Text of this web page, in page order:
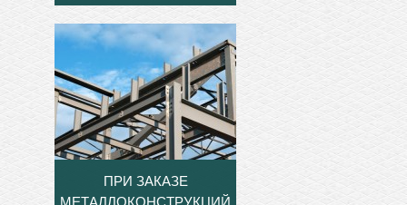
ПРИ ЗАКАЗЕ